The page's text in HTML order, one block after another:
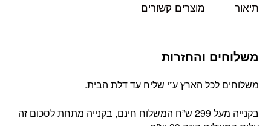
תיאור מוצרים קשורים
משלוחים והחזרות
משלוחים לכל הארץ ע”י שליח עד דלת הבית.
בקנייה מעל 299 ש”ח המשלוח חינם, בקנייה מתחת לסכום זה